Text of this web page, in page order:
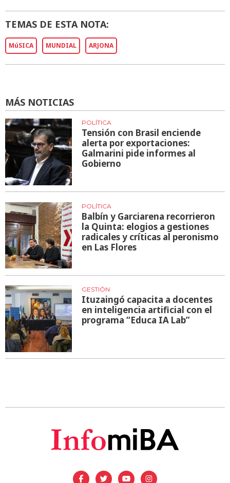
TEMAS DE ESTA NOTA:
MúSICA MUNDIAL ARJONA
MÁS NOTICIAS
POLÍTICA
Tensión con Brasil enciende
alerta por exportaciones:
Galmarini pide informes al
Gobierno
POLÍTICA
Balbín y Garciarena recorrieron
la Quinta: elogios a gestiones
radicales y críticas al peronismo
en Las Flores
GESTIÓN
Ituzaingó capacita a docentes
en inteligencia artificial con el
programa “Educa IA Lab”